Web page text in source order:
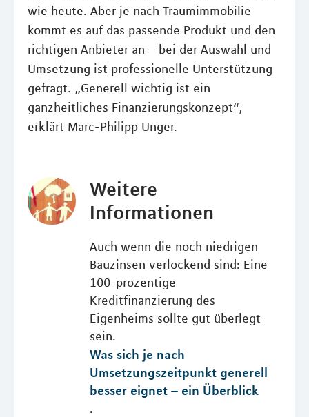
wie heute. Aber je nach Traumimmobilie
kommt es auf das passende Produkt und den
richtigen Anbieter an – bei der Auswahl und
Umsetzung ist professionelle Unterstützung
gefragt. „Generell wichtig ist ein
ganzheitliches Finanzierungskonzept“,
erklärt Marc-Philipp Unger.
Weitere
Informationen
Auch wenn die noch niedrigen
Bauzinsen verlockend sind: Eine
100-prozentige
Kreditfinanzierung des
Eigenheims sollte gut überlegt
sein.
Was sich je nach
Umsetzungszeitpunkt generell
besser eignet – ein Überblick
.